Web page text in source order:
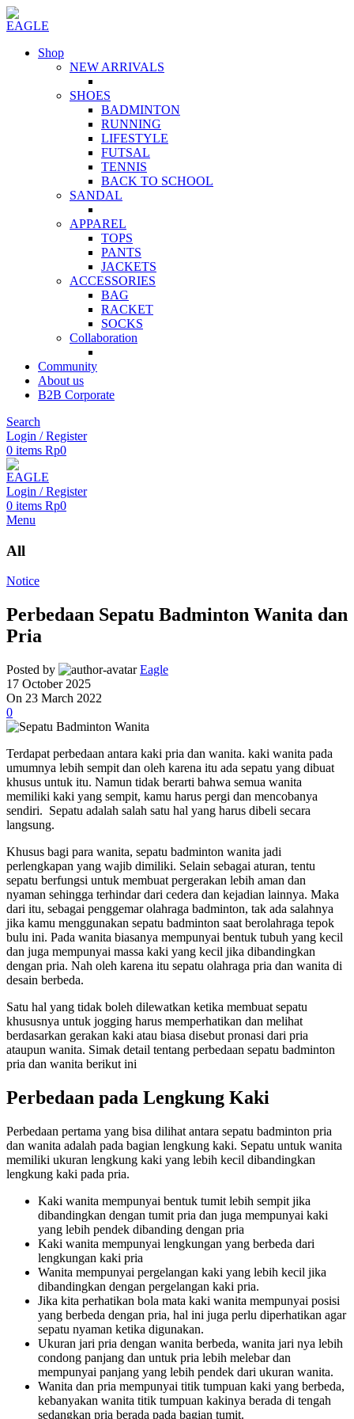
Shop
NEW ARRIVALS
SHOES
BADMINTON
RUNNING
LIFESTYLE
FUTSAL
TENNIS
BACK TO SCHOOL
SANDAL
APPAREL
TOPS
PANTS
JACKETS
ACCESSORIES
BAG
RACKET
SOCKS
Collaboration
Community
About us
B2B Corporate
Search
Login / Register
0 items Rp0
Login / Register
0 items Rp0
Menu
All
Notice
Perbedaan Sepatu Badminton Wanita dan
Pria
Posted by
Eagle
17 October 2025
On 23 March 2022
0
Terdapat perbedaan antara kaki pria dan wanita. kaki wanita pada
umumnya lebih sempit dan oleh karena itu ada sepatu yang dibuat
khusus untuk itu. Namun tidak berarti bahwa semua wanita
memiliki kaki yang sempit, kamu harus pergi dan mencobanya
sendiri. Sepatu adalah salah satu hal yang harus dibeli secara
langsung.
Khusus bagi para wanita, sepatu badminton wanita jadi
perlengkapan yang wajib dimiliki. Selain sebagai aturan, tentu
sepatu berfungsi untuk membuat pergerakan lebih aman dan
nyaman sehingga terhindar dari cedera dan kejadian lainnya. Maka
dari itu, sebagai penggemar olahraga badminton, tak ada salahnya
jika kamu menggunakan sepatu badminton saat berolahraga tepok
bulu ini. Pada wanita biasanya mempunyai bentuk tubuh yang kecil
dan juga mempunyai massa kaki yang kecil jika dibandingkan
dengan pria. Nah oleh karena itu sepatu olahraga pria dan wanita di
desain berbeda.
Satu hal yang tidak boleh dilewatkan ketika membuat sepatu
khususnya untuk jogging harus memperhatikan dan melihat
berdasarkan gerakan kaki atau biasa disebut pronasi dari pria
ataupun wanita. Simak detail tentang perbedaan sepatu badminton
pria dan wanita berikut ini
Perbedaan pada Lengkung Kaki
Perbedaan pertama yang bisa dilihat antara sepatu badminton pria
dan wanita adalah pada bagian lengkung kaki. Sepatu untuk wanita
memiliki ukuran lengkung kaki yang lebih kecil dibandingkan
lengkung kaki pada pria.
Kaki wanita mempunyai bentuk tumit lebih sempit jika
dibandingkan dengan tumit pria dan juga mempunyai kaki
yang lebih pendek dibanding dengan pria
Kaki wanita mempunyai lengkungan yang berbeda dari
lengkungan kaki pria
Wanita mempunyai pergelangan kaki yang lebih kecil jika
dibandingkan dengan pergelangan kaki pria.
Jika kita perhatikan bola mata kaki wanita mempunyai posisi
yang berbeda dengan pria, hal ini juga perlu diperhatikan agar
sepatu nyaman ketika digunakan.
Ukuran jari pria dengan wanita berbeda, wanita jari nya lebih
condong panjang dan untuk pria lebih melebar dan
mempunyai panjang yang lebih pendek dari ukuran wanita.
Wanita dan pria mempunyai titik tumpuan kaki yang berbeda,
kebanyakan wanita titik tumpuan kakinya berada di tengah
sedangkan pria berada pada bagian tumit.